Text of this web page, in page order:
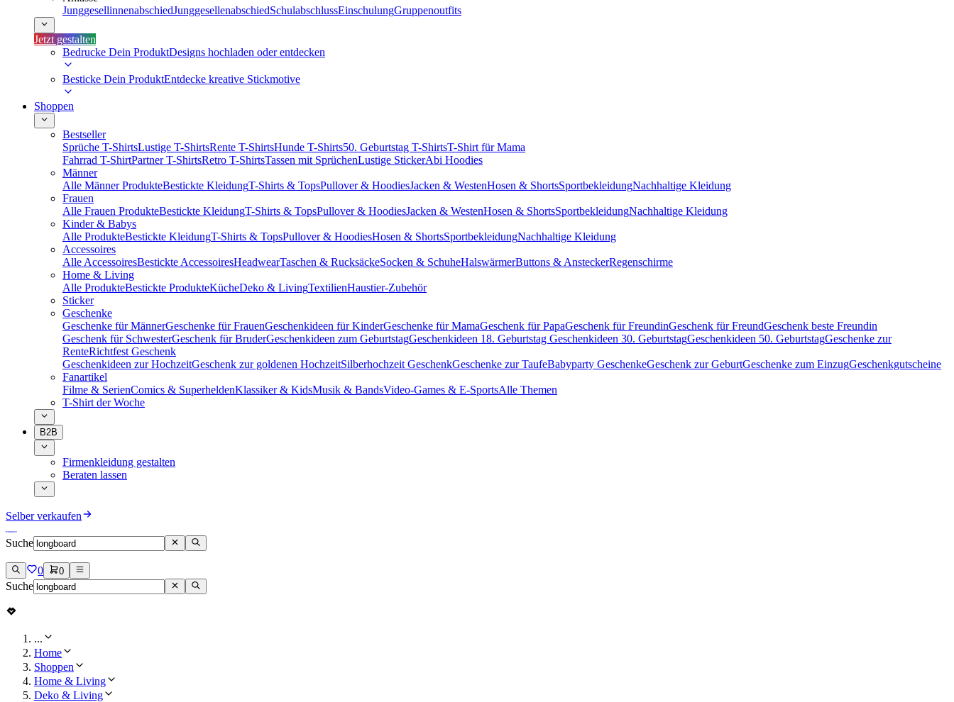
JunggesellinnenabschiedJunggesellenabschiedSchulabschlussEinschulungGruppenoutfits
Jetzt gestalten
Bedrucke Dein ProduktDesigns hochladen oder entdecken
Besticke Dein ProduktEntdecke kreative Stickmotive
Shoppen
Bestseller
Sprüche T-ShirtsLustige T-ShirtsRente T-ShirtsHunde T-Shirts50. Geburtstag T-ShirtsT-Shirt für Mama
Fahrrad T-ShirtPartner T-ShirtsRetro T-ShirtsTassen mit SprüchenLustige StickerAbi Hoodies
Männer
Alle Männer ProdukteBestickte KleidungT-Shirts & TopsPullover & HoodiesJacken & WestenHosen & ShortsSportbekleidungNachhaltige Kleidung
Frauen
Alle Frauen ProdukteBestickte KleidungT-Shirts & TopsPullover & HoodiesJacken & WestenHosen & ShortsSportbekleidungNachhaltige Kleidung
Kinder & Babys
Alle ProdukteBestickte KleidungT-Shirts & TopsPullover & HoodiesHosen & ShortsSportbekleidungNachhaltige Kleidung
Accessoires
Alle AccessoiresBestickte AccessoiresHeadwearTaschen & RucksäckeSocken & SchuheHalswärmerButtons & AnsteckerRegenschirme
Home & Living
Alle ProdukteBestickte ProdukteKücheDeko & LivingTextilienHaustier-Zubehör
Sticker
Geschenke
Geschenke für MännerGeschenke für FrauenGeschenkideen für KinderGeschenke für MamaGeschenk für PapaGeschenk für FreundinGeschenk für FreundGeschenk beste Freundin
Geschenk für SchwesterGeschenk für BruderGeschenkideen zum GeburtstagGeschenkideen 18. Geburtstag Geschenkideen 30. GeburtstagGeschenkideen 50. GeburtstagGeschenke zur
RenteRichtfest Geschenk
Geschenkideen zur HochzeitGeschenk zur goldenen HochzeitSilberhochzeit GeschenkGeschenke zur TaufeBabyparty GeschenkeGeschenk zur GeburtGeschenke zum EinzugGeschenkgutscheine
Fanartikel
Filme & SerienComics & SuperheldenKlassiker & KidsMusik & BandsVideo-Games & E-SportsAlle Themen
T-Shirt der Woche
B2B
Firmenkleidung gestalten
Beraten lassen
Selber verkaufen
Suche
0 0
Suche
...
Home
Shoppen
Home & Living
Deko & Living